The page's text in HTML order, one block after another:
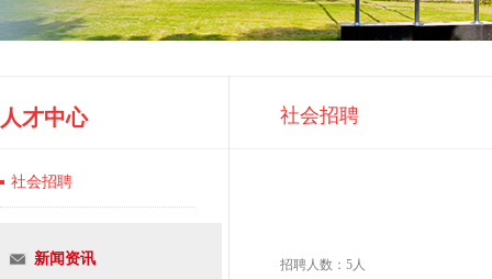
人才中心
社会招聘
新闻资讯
社会招聘
招聘人数： 5人